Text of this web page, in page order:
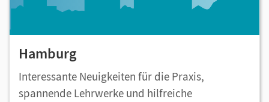
Hamburg
Interessante Neuigkeiten für die Praxis,
spannende Lehrwerke und hilfreiche